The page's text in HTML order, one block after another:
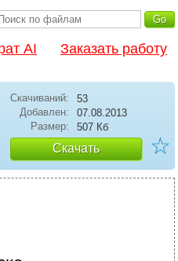
AI Заказать работу
Скачиваний:
53
Добавлен:
07.08.2013
Размер:
507 Кб
Скачать ☆